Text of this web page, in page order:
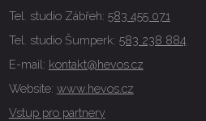
Tel. studio Zábřeh: 583 455 071
Tel. studio Šumperk: 583 238 884
E-mail: kontakt@hevos.cz
Website: www.hevos.cz
Vstup pro partnery